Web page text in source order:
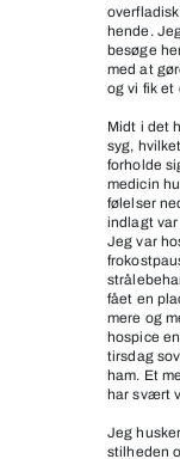
hende.
besøge
med at
og vi fik
Midt i det
syg,
forholde
medicin
følelser
indlagt
Jeg var
fået en
mere og
hospice
tirsdag
ham. Et
har svært
Jeg
stilheden